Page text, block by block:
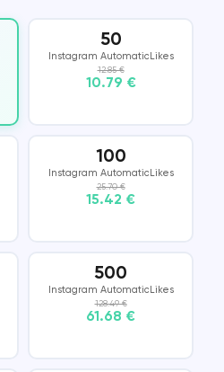
50
Instagram AutomaticLikes
12.85 €
10.79 €
100
Instagram AutomaticLikes
25.70 €
15.42 €
500
Instagram AutomaticLikes
128.49 €
61.68 €